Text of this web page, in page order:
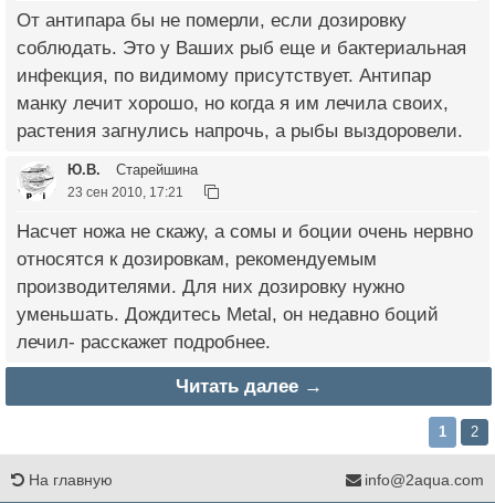
От антипара бы не померли, если дозировку
соблюдать. Это у Ваших рыб еще и бактериальная
инфекция, по видимому присутствует. Антипар
манку лечит хорошо, но когда я им лечила своих,
растения загнулись напрочь, а рыбы выздоровели.
Ю.В. Старейшина
23 сен 2010, 17:21
Насчет ножа не скажу, а сомы и боции очень нервно
относятся к дозировкам, рекомендуемым
производителями. Для них дозировку нужно
уменьшать. Дождитесь Metal, он недавно боций
лечил- расскажет подробнее.
Читать далее →
1 2
На главную info@2aqua.com